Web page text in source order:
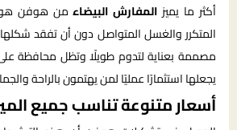
أكثر ما يميز المفارش البيضاءمن هوفن هو
المتكرر والغسل المتواصل دون أن تفقد
مصممة بعناية لتدوم طويلًا وتظل محافظة على
يجعلها استثمارًا عمليًا لمن يهتمون بالراحة
أسعار متنوعة تناسب جميع